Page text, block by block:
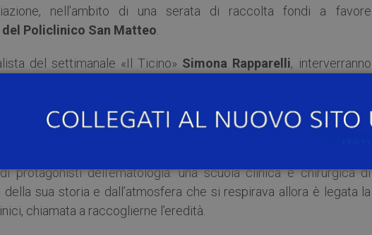
nell’ambito di una serata di raccolta fondi a favore
Policlinico San Matteo
del settimanale «Il Ticino» Simona Rapparelli, interverranno
con Paolo Bottoni sulla tradizione dell’ematologia pavese e
della facoltà di Medicina dell’Università di Pavia negli anni
protagonisti dell’ematologia: una scuola clinica e chirurgica di
sua storia e dall’atmosfera che si respirava allora è legata la
chiamata a raccoglierne l’eredità.